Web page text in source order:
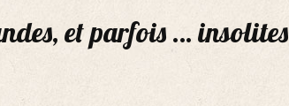
et parfois … insolites